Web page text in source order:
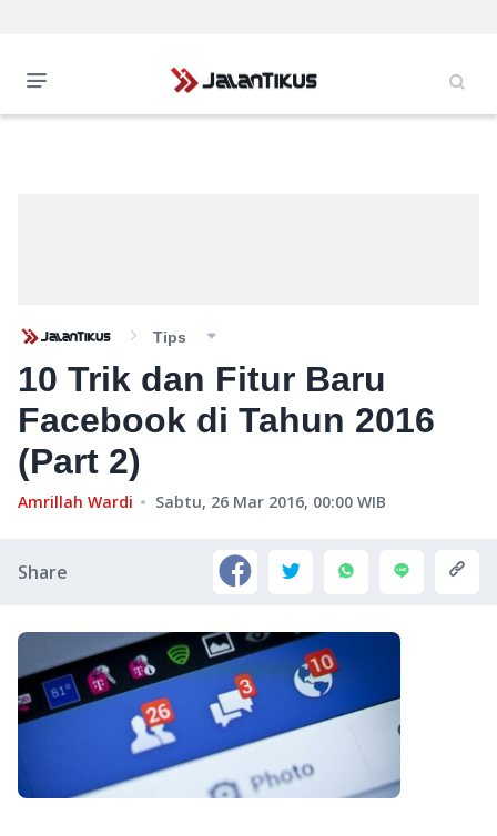
Tips
10 Trik dan Fitur Baru
Facebook di Tahun 2016
(Part 2)
Amrillah Wardi Sabtu, 26 Mar 2016, 00:00 WIB
Share